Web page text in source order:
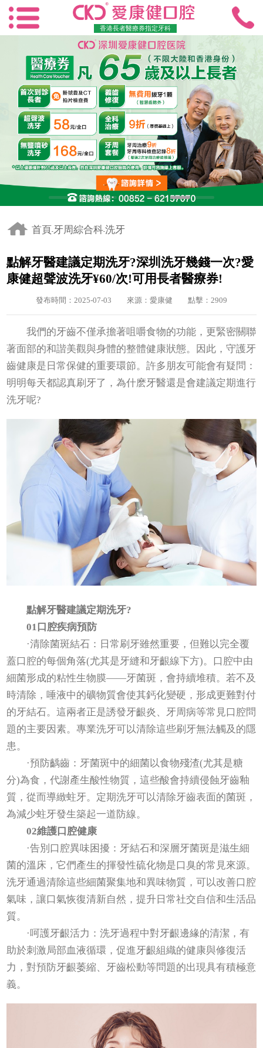
香港長者醫療券指定牙科
首頁- 牙周綜合科-洗牙
點解牙醫建議定期洗牙?深圳洗牙幾錢一次?愛
康健超聲波洗牙¥60/次!可用長者醫療券!
發布時間：2025-07-03 來源：愛康健 點擊：2909
我們的牙齒不僅承擔著咀嚼食物的功能，更緊密關聯
著面部的和諧美觀與身體的整體健康狀態。因此，守護牙
齒健康是日常保健的重要環節。許多朋友可能會有疑問：
明明每天都認真刷牙了，為什麽牙醫還是會建議定期進行
洗牙呢?
點解牙醫建議定期洗牙?
01口腔疾病預防
·清除菌斑結石：日常刷牙雖然重要，但難以完全覆
蓋口腔的每個角落(尤其是牙縫和牙齦線下方)。口腔中由
細菌形成的粘性生物膜——牙菌斑，會持續堆積。若不及
時清除，唾液中的礦物質會使其鈣化變硬，形成更難對付
的牙結石。這兩者正是誘發牙齦炎、牙周病等常見口腔問
題的主要因素。專業洗牙可以清除這些刷牙無法觸及的隱
患。
·預防齲齒：牙菌斑中的細菌以食物殘渣(尤其是糖
分)為食，代謝產生酸性物質，這些酸會持續侵蝕牙齒釉
質，從而導緻蛀牙。定期洗牙可以清除牙齒表面的菌斑，
為減少蛀牙發生築起一道防線。
02維護口腔健康
·告別口腔異味困擾：牙結石和深層牙菌斑是滋生細
菌的溫床，它們產生的揮發性硫化物是口臭的常見來源。
洗牙通過清除這些細菌聚集地和異味物質，可以改善口腔
氣味，讓口氣恢復清新自然，提升日常社交自信和生活品
質。
·呵護牙齦活力：洗牙過程中對牙齦邊緣的清潔，有
助於刺激局部血液循環，促進牙齦組織的健康與修復活
力，對預防牙齦萎縮、牙齒松動等問題的出現具有積極意
義。